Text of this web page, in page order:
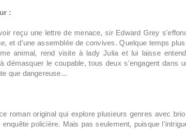
:
reçu une lettre de menace, sir Edward Grey
et d'une assemblée de convives. Quelque temps
animal, rend visite à lady Julia et lui laisse
démasquer le coupable, tous deux s'engagent dans
que dangereuse...
roman original qui explore plusieurs genres avec
enquête policière. Mais pas seulement, puisque